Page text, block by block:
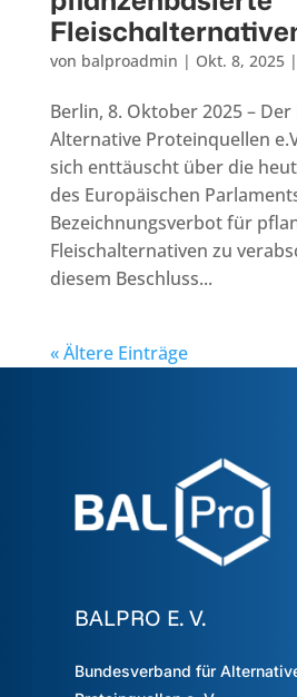
von balproadmin | Okt. 8, 2025|
Berlin, 8. Oktober 2025 –
Alternative Proteinquellen
sich enttäuscht über die
des Europäischen
Bezeichnungsverbot für
Fleischalternativen zu
diesem Beschluss...
« Ältere Einträge
BALPRO E. V.
Bundesverband für